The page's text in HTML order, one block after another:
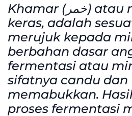
Khamar (خمر) atau minuman
keras, adalah
merujuk kepada
berbahan dasar
fermentasi atau
sifatnya candu dan
memabukkan.
proses fermentasi